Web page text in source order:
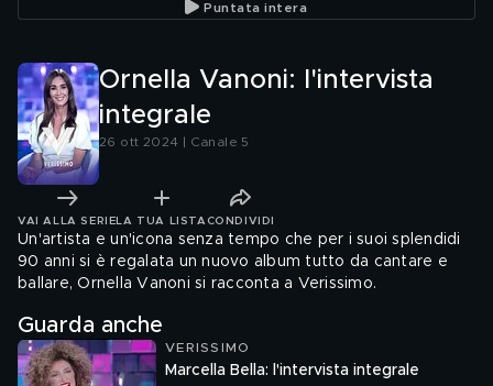
Puntata intera
Ornella Vanoni: l'intervista
integrale
26 ott 2024 | Canale 5
VAI ALLA SERIE LA TUA LISTA CONDIVIDI
Un'artista e un'icona senza tempo che per i suoi splendidi
90 anni si è regalata un nuovo album tutto da cantare e
ballare, Ornella Vanoni si racconta a Verissimo.
Guarda anche
VERISSIMO
Marcella Bella: l'intervista integrale